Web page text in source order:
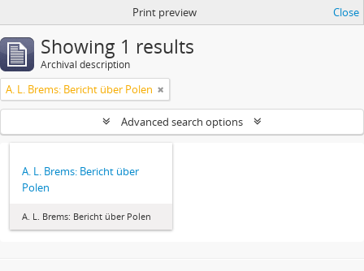
Print preview Close
Showing 1 results
Archival description
A. L. Brems: Bericht über Polen
Advanced search options
A. L. Brems: Bericht über
Polen
A. L. Brems: Bericht über Polen